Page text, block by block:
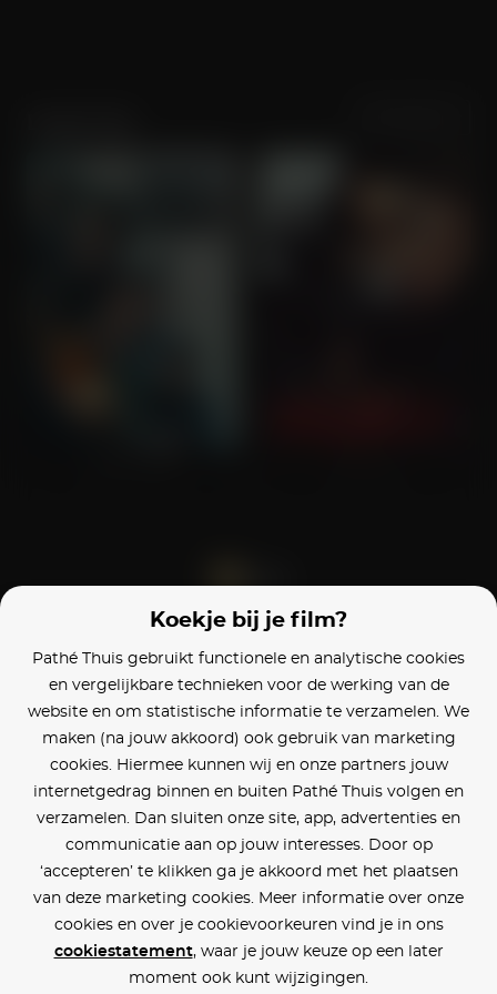
Koekje bij je film?
Pathé Thuis gebruikt functionele en analytische cookies
en vergelijkbare technieken voor de werking van de
website en om statistische informatie te verzamelen. We
maken (na jouw akkoord) ook gebruik van marketing
cookies. Hiermee kunnen wij en onze partners jouw
internetgedrag binnen en buiten Pathé Thuis volgen en
verzamelen. Dan sluiten onze site, app, advertenties en
communicatie aan op jouw interesses. Door op
‘accepteren’ te klikken ga je akkoord met het plaatsen
van deze marketing cookies. Meer informatie over onze
cookies en over je cookievoorkeuren vind je in ons
cookiestatement, waar je jouw keuze op een later
moment ook kunt wijzigingen.
Klantenservice
Betaalinstellingen
Cookie voorkeuren
Over Pathé Thuis
Bioscopen
CVD